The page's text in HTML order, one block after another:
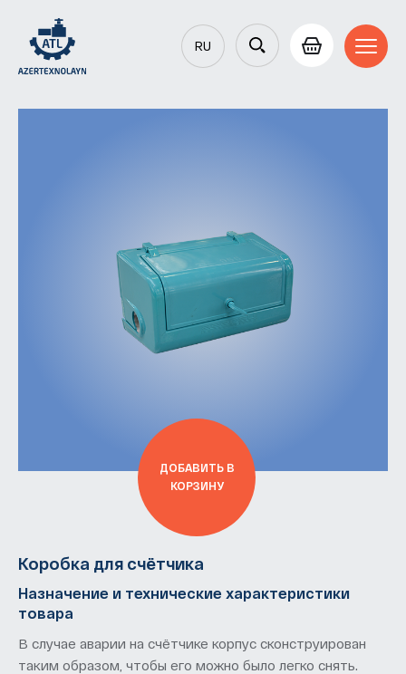
RU
Коробка для счётчика
Назначение и технические характеристики
товара
В случае аварии на счётчике корпус сконструирован
таким образом, чтобы его можно было легко снять.
ДОБАВИТЬ В
КОРЗИНУ